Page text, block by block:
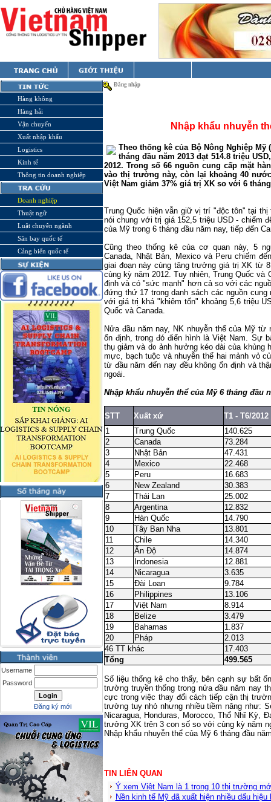
Hàng không
Hàng hải
Vận chuyển
Xuất nhập khẩu
Logistics
Kinh tế
Thông tin doanh nghiệp
Doanh nghiệp
Thuật ngữ
Luật chuyên ngành
Sân bay quốc tế
Cảng biển quốc tế
Username
Password
Đăng ký mới
Đăng nhập
Nhập khẩu nhuyễn
Theo thống kê của Bộ Nông Nghiệp Mỹ
tháng đầu năm 2013 đạt 514.8 triệu
2012. Trong số 66 nguồn cung cấp mặt
vào thị trường này, còn lại khoảng 40
Việt Nam giảm 37% giá trị XK so với 6
Trung Quốc hiện vẫn giữ vị trí "độc tôn" tại
nói chung với trị giá 152,5 triệu USD - chiếm
của Mỹ trong 6 tháng đầu năm nay, tiếp đến
Cũng theo thống kê của cơ quan này, 5
Canada, Nhật Bản, Mexico và Peru chiếm
giai đoạn này cùng tăng trưởng giá trị XK từ
cùng kỳ năm 2012. Tuy nhiên, Trung Quốc và
định và có "sức mạnh" hơn cả so với các
đứng thứ 17 trong danh sách các nguồn
với giá trị khá "khiêm tốn" khoảng 5,6 triệu
Quốc và Canada.
Nửa đầu năm nay, NK nhuyễn thể của Mỹ
ổn định, trong đó điển hình là Việt Nam. Sự
thụ giảm và do ảnh hưởng kéo dài của khủng
mực, bạch tuộc và nhuyễn thể hai mảnh vỏ
từ đầu năm đến nay đều không ổn định và
ngoái.
Nhập khẩu nhuyễn thể của Mỹ 6 tháng đầu
STT Xuất xứ
T1 - T6/2012
1
Trung Quốc
140.625
2
Canada
73.284
3
Nhật Bản
47.431
4
Mexico
22.468
5
Peru
16.683
6
New Zealand
30.383
7
Thái Lan
25.002
8
Argentina
12.832
9
Hàn Quốc
14.790
10
Tây Ban Nha
13.801
11
Chile
14.340
12
Ấn Độ
14.874
13
Indonesia
12.881
14
Nicaragua
3.635
15
Đài Loan
9.784
16
Philippines
13.106
17
Việt Nam
8.914
18
Belize
3.479
19
Bahamas
1.837
20
Pháp
2.013
46 TT khác
17.403
Tổng
499.565
Số liệu thống kê cho thấy, bên cạnh sự bất
trường truyền thống trong nửa đầu năm nay
cực trong việc thay đổi cách tiếp cận thị
trường tuy nhỏ nhưng nhiều tiềm năng như:
Nicaragua, Honduras, Morocco, Thổ Nhĩ Kỳ,
trưởng XK trên 3 con số so với cùng kỳ năm
Nhập khẩu nhuyễn thể của Mỹ 6 tháng đầu
TIN LIÊN QUAN
Ý xem Việt Nam là 1 trong 10 thị trường
Nền kinh tế Mỹ đã xuất hiện nhiều dấu